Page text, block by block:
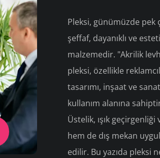
Pleksi, günümüzde pek
şeffaf, dayanıklı ve
malzemedir. "Akrilik
pleksi, özellikle
tasarımı, inşaat ve
kullanım alanına
Üstelik, ışık geçirgenliği
hem de dış mekan
edilir. Bu yazıda pleksi